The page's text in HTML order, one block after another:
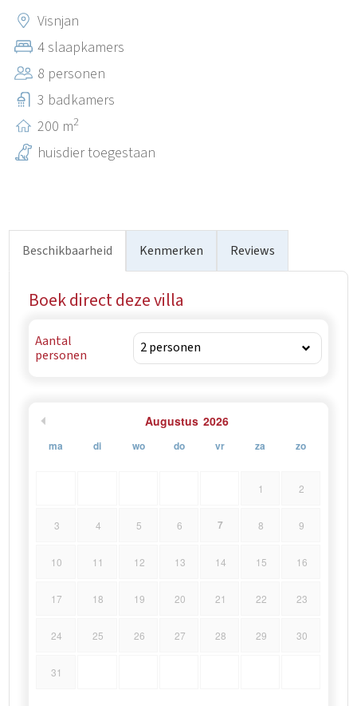
met elkaar verbinden. In slechts 10 minuten met de auto
bereikt u een aantal stranden, natuurparken en
vakantieoorden. Het privézwembad in de prachtig
aangelegde tuin voor het huis biedt u op elk moment de
mogelijkheid om af te koelen in het kristalheldere water.
Visnjan
4 slaapkamers
8 personen
3 badkamers
200 m2
huisdier toegestaan
Beschikbaarheid Kenmerken Reviews
Boek direct deze villa
Aantal
personen
Augustus 2026
ma di wo do vr za zo
1 2
3 4 5 6 7 8 9
10 11 12 13 14 15 16
17 18 19 20 21 22 23
24 25 26 27 28 29 30
31